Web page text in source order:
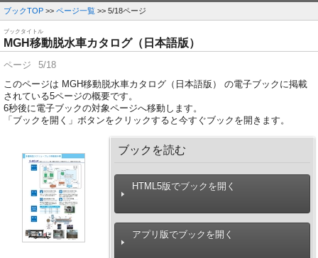
ブックTOP >> ページ一覧 >> 5/18ページ
ブックタイトル
MGH移動脱水車カタログ（日本語版）
ページ
5/18
このページは MGH移動脱水車カタログ（日本語版） の電子ブックに掲載
されている5ページの概要です。
6秒後に電子ブックの対象ページへ移動します。
「ブックを開く」ボタンをクリックすると今すぐブックを開きます。
ブックを読む
HTML5版でブックを開く
アプリ版でブックを開く